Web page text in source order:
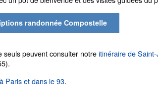
randonnée Compostelle
seuls peuvent consulter notreitinéraire de
Paris et dans le 93.